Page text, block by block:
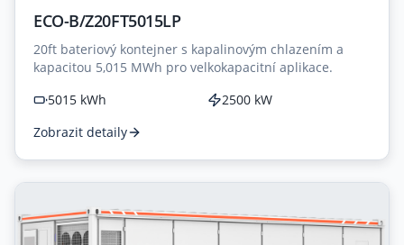
ECO-B/Z20FT5015LP
20ft bateriový kontejner s kapalinovým chlazením a
kapacitou 5,015 MWh pro velkokapacitní aplikace.
5015 kWh
2500 kW
Zobrazit detaily